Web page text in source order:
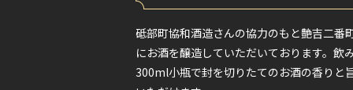
砥部町協和酒造さんの協力のもと艶吉二番
にお酒を醸造していただいております。飲
300ml小瓶で封を切りたてのお酒の香りと